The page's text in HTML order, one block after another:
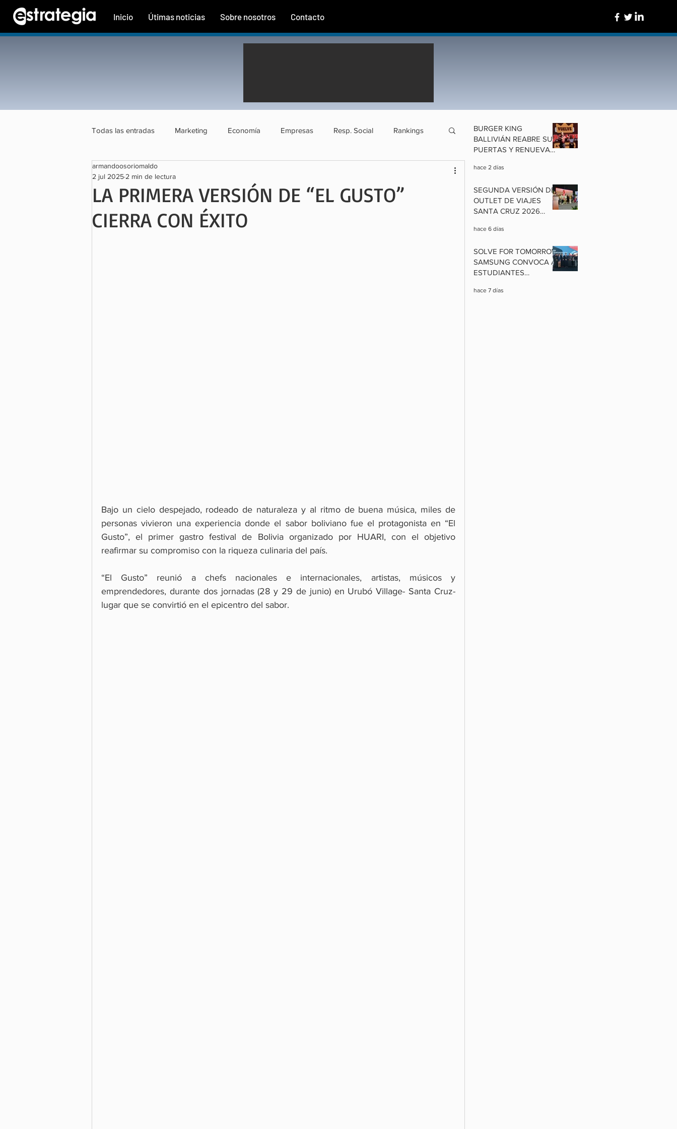
Inicio Útimas noticias Sobre nosotros Contacto
Todas las entradas Marketing Economía Empresas Resp. Social Rankings
Tecnología
LA PRIMERA VERSIÓN DE “EL GUSTO”
CIERRA CON ÉXITO
armandoosoriomaldo
2 jul 2025 2 min de lectura
Bajo un cielo despejado, rodeado de naturaleza y al ritmo de buena música, miles de
personas vivieron una experiencia donde el sabor boliviano fue el protagonista en “El
Gusto”, el primer gastro festival de Bolivia organizado por HUARI, con el objetivo
reafirmar su compromiso con la riqueza culinaria del país.
“El Gusto” reunió a chefs nacionales e internacionales, artistas, músicos y
emprendedores, durante dos jornadas (28 y 29 de junio) en Urubó Village- Santa Cruz-
lugar que se convirtió en el epicentro del sabor.
BURGER KING
BALLIVIÁN REABRE SUS
PUERTAS Y RENUEVA
COCHABAMBA
hace 2 días
SEGUNDA VERSIÓN DEL
OUTLET DE VIAJES
SANTA CRUZ 2026
EXCLUSIVAS Y
INTERNACIONALES A
PRECIOS RÉCORD
hace 6 días
SOLVE FOR TOMORROW:
SAMSUNG CONVOCA A
ESTUDIANTES
TRANSFORMAR SUS
hace 7 días